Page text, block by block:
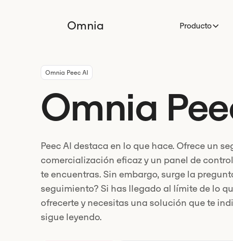
Omnia Producto
Omnia Peec AI
Omnia
Peec AI destaca en lo que hace. Ofrece un
comercialización eficaz y un panel de
te encuentras. Sin embargo, surge la
seguimiento? Si has llegado al límite de lo
ofrecerte y necesitas una solución que te
sigue leyendo.